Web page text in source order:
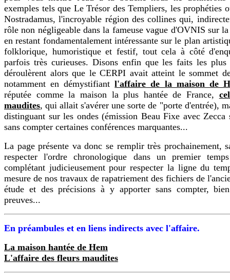
exemples tels que Le Trésor des Templiers, les prophéties
Nostradamus, l'incroyable région des collines qui,
rôle non négligeable dans la fameuse vague d'OVNIS sur
en restant fondamentalement intéressante sur le plan
folklorique, humoristique et festif, tout cela à côté
parfois très curieuses. Disons enfin que les faits les plus
déroulèrent alors que le CERPI avait atteint le sommet
notamment en démystifiantl'affaire de la maison de
réputée comme la maison la plus hantée de France,
maudites, qui allait s'avérer une sorte de "porte d'entrée),
distinguant sur les ondes (émission Beau Fixe avec
sans compter certaines conférences marquantes...
La page présente va donc se remplir très prochainement,
respecter l'ordre chronologique dans un premier
complétant judicieusement pour respecter la ligne du
mesure de nos travaux de rapatriement des fichiers de
étude et des précisions à y apporter sans compter,
preuves...
En préambules et en liens indirects avec l'affaire.
La maison hantée de Hem
L'affaire des fleurs maudites